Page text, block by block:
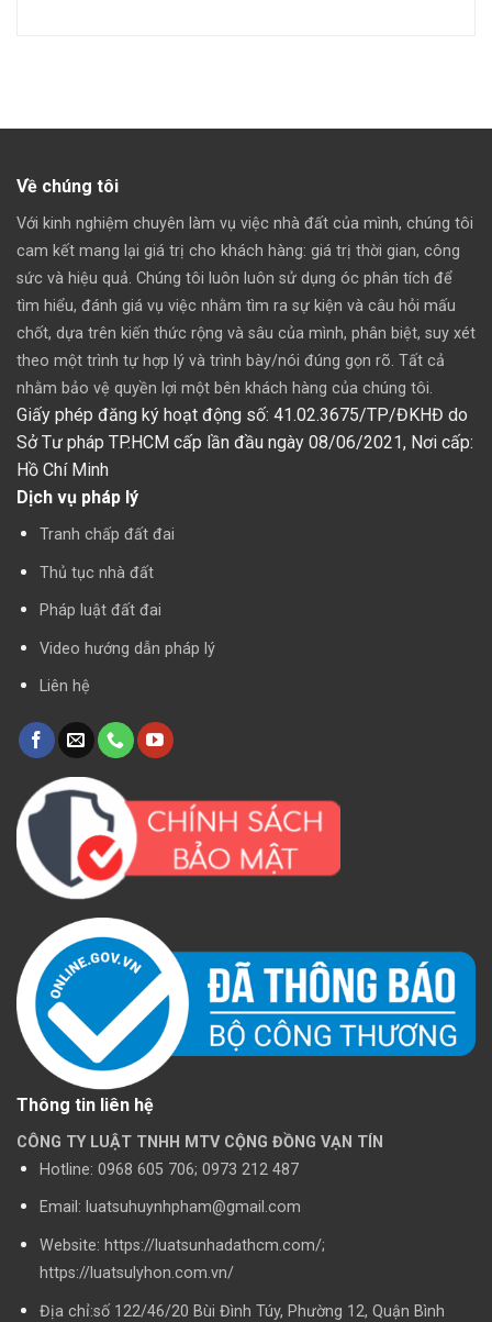
Về chúng tôi
Với kinh nghiệm chuyên làm vụ việc nhà đất của mình, chúng tôi
cam kết mang lại giá trị cho khách hàng: giá trị thời gian, công
sức và hiệu quả. Chúng tôi luôn luôn sử dụng óc phân tích để
tìm hiểu, đánh giá vụ việc nhằm tìm ra sự kiện và câu hỏi mấu
chốt, dựa trên kiến thức rộng và sâu của mình, phân biệt, suy xét
theo một trình tự hợp lý và trình bày/nói đúng gọn rõ. Tất cả
nhằm bảo vệ quyền lợi một bên khách hàng của chúng tôi.
Giấy phép đăng ký hoạt động số: 41.02.3675/TP/ĐKHĐ do
Sở Tư pháp TP.HCM cấp lần đầu ngày 08/06/2021, Nơi cấp:
Hồ Chí Minh
Dịch vụ pháp lý
Tranh chấp đất đai
Thủ tục nhà đất
Pháp luật đất đai
Video hướng dẫn pháp lý
Liên hệ
Thông tin liên hệ
CÔNG TY LUẬT TNHH MTV CỘNG ĐỒNG VẠN TÍN
Hotline: 0968 605 706; 0973 212 487
Email: luatsuhuynhpham@gmail.com
Website: https://luatsunhadathcm.com/;
https://luatsulyhon.com.vn/
Địa chỉ:số 122/46/20 Bùi Đình Túy, Phường 12, Quận Bình